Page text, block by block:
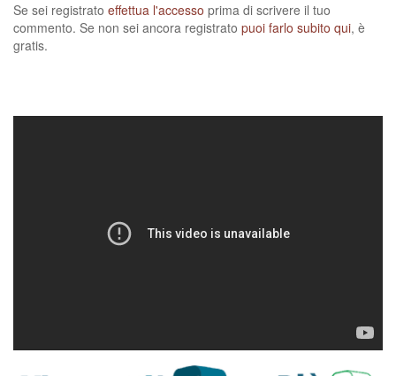
Se sei registrato effettua l'accesso prima di scrivere il tuo
commento. Se non sei ancora registrato puoi farlo subito qui, è
gratis.